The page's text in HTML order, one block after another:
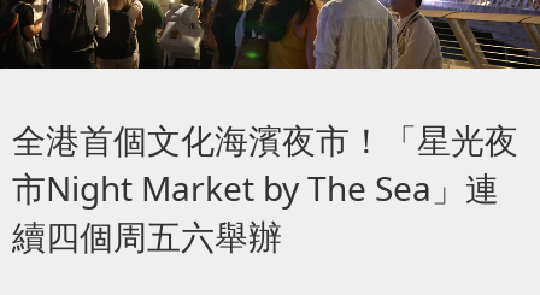
全港首個文化海濱夜市！「星光夜
市Night Market by The Sea」連
續四個周五六舉辦